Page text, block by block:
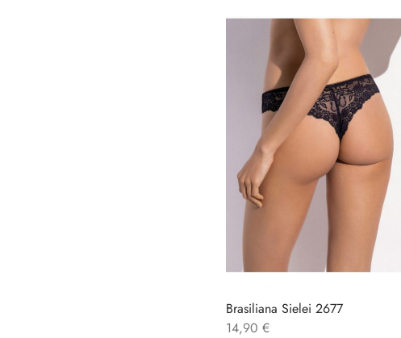
Brasiliana Sielei 2677
14,90 €